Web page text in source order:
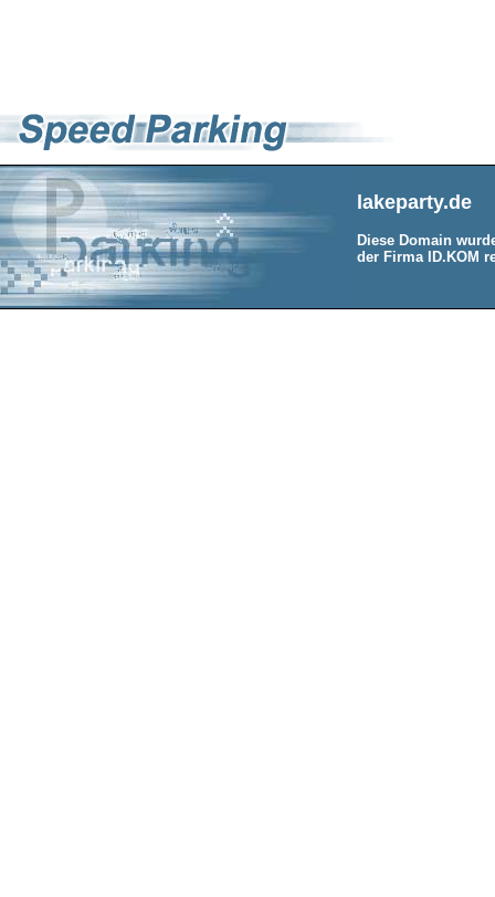
lakeparty.de
Diese Domain
der Firma ID.KOM